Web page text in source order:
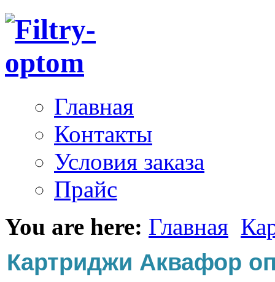
Главная
Контакты
Условия заказа
Прайс
You are here: Главная
Картриджи Аквафор